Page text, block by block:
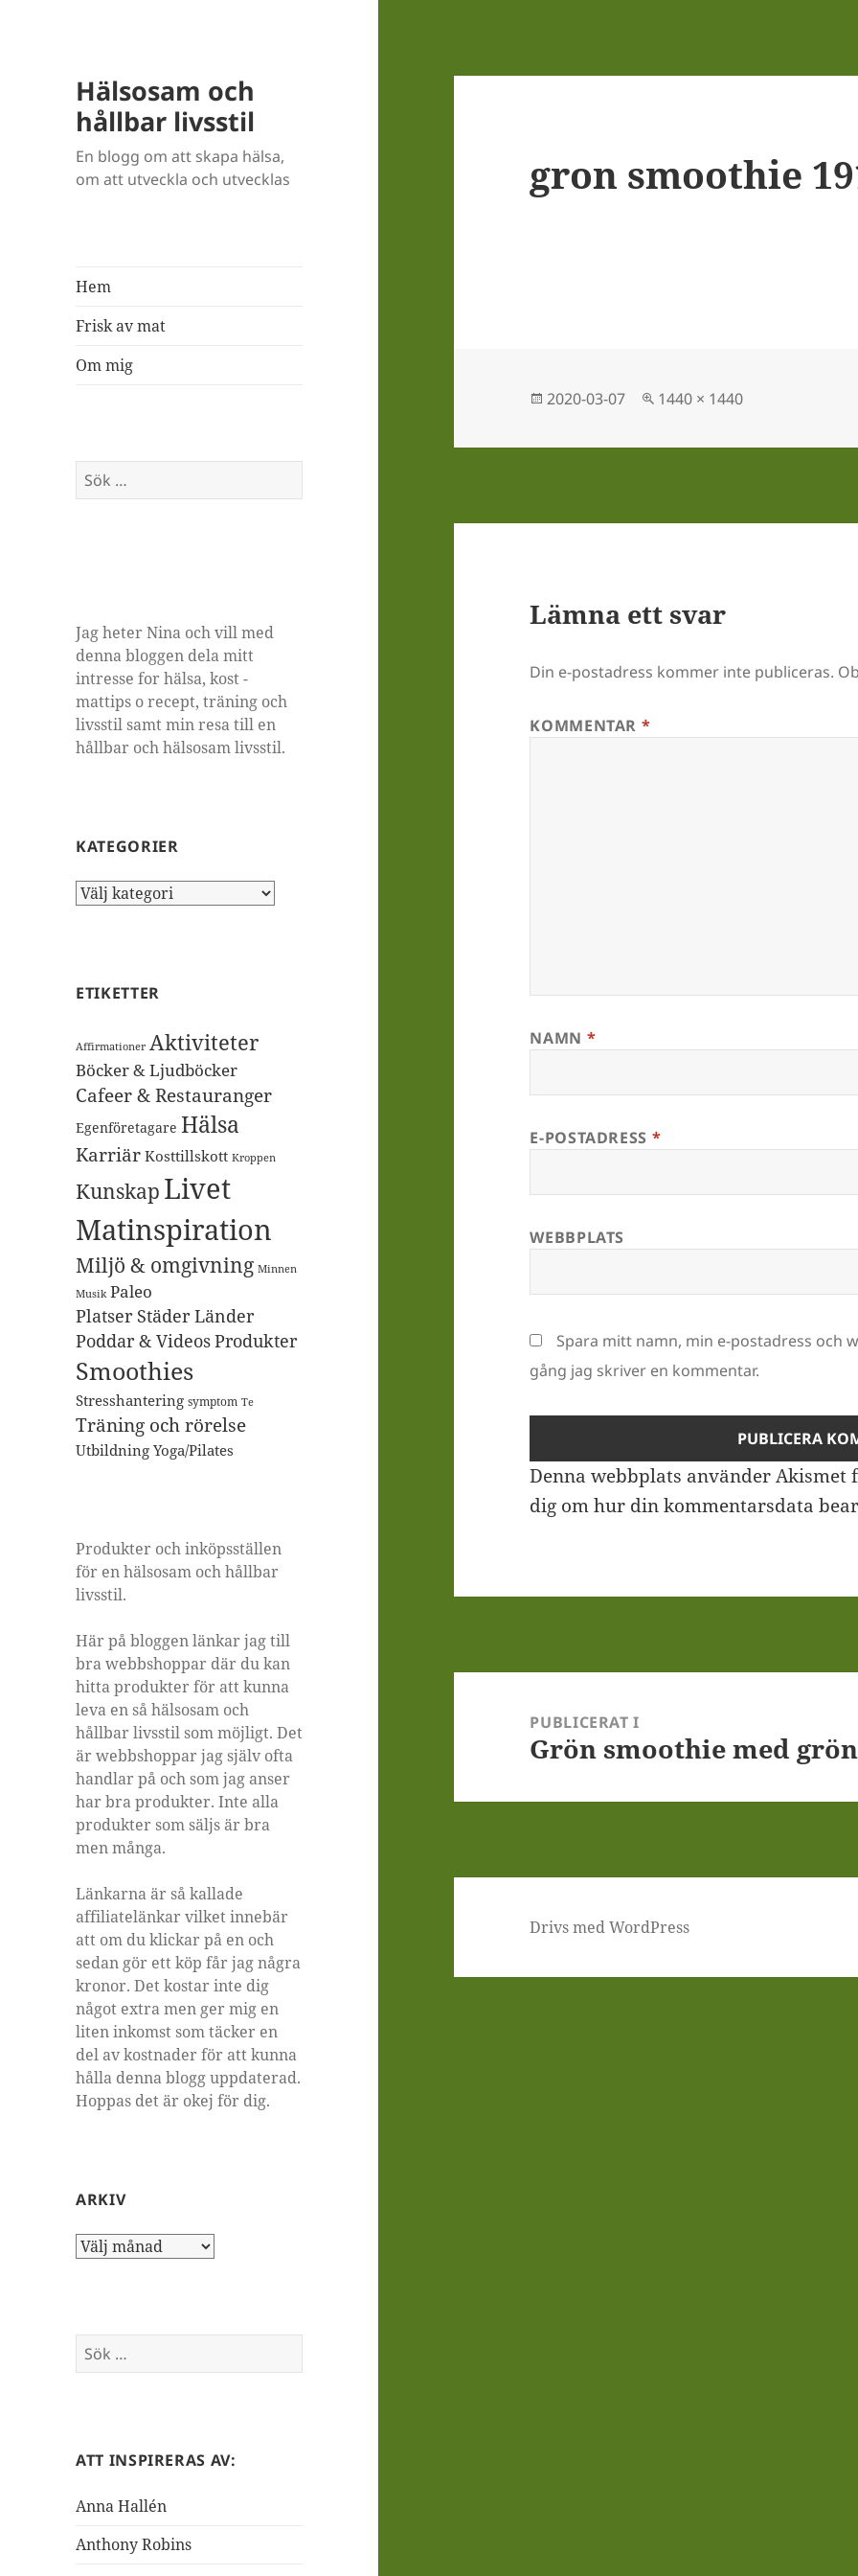
Hälsosam och
hållbar livsstil
En blogg om att skapa hälsa,
om att utveckla och utvecklas
Hem
Frisk av mat
Om mig
Sök
efter:
Jag heter Nina och vill med
denna bloggen dela mitt
intresse for hälsa, kost -
mattips o recept, träning och
livsstil samt min resa till en
hållbar och hälsosam livsstil.
KATEGORIER
Kategorier
ETIKETTER
Affirmationer Aktiviteter
Böcker & Ljudböcker
Cafeer & Restauranger
Egenföretagare Hälsa
Karriär Kosttillskott Kroppen
Kunskap Livet
Matinspiration
Miljö & omgivning Minnen
Musik Paleo
Platser Städer Länder
Poddar & VideosProdukter
Smoothies
Stresshantering symptom Te
Träning och rörelse
UtbildningYoga/Pilates
Produkter och inköpsställen
för en hälsosam och hållbar
livsstil.
Här på bloggen länkar jag till
bra webbshoppar där du kan
hitta produkter för att kunna
leva en så hälsosam och
hållbar livsstil som möjligt. Det
är webbshoppar jag själv ofta
handlar på och som jag anser
har bra produkter. Inte alla
produkter som säljs är bra
men många.
Länkarna är så kallade
affiliatelänkar vilket innebär
att om du klickar på en och
sedan gör ett köp får jag några
kronor. Det kostar inte dig
något extra men ger mig en
liten inkomst som täcker en
del av kostnader för att kunna
hålla denna blogg uppdaterad.
Hoppas det är okej för dig.
ARKIV
Arkiv
Sök
efter:
ATT INSPIRERAS AV:
Anna Hallén
Anthony Robins
gron smoothie
Postat
2020-03-07
Full
1440 × 1440
Lämna ett svar
Din e-postadress kommer inte publiceras.
KOMMENTAR *
NAMN *
E-POSTADRESS *
WEBBPLATS
Spara mitt namn, min e-postadress och
gång jag skriver en kommentar.
Denna webbplats använder
dig om hur din kommentarsdata
PUBLICERAT I
Grön smoothie med
Drivs med WordPress